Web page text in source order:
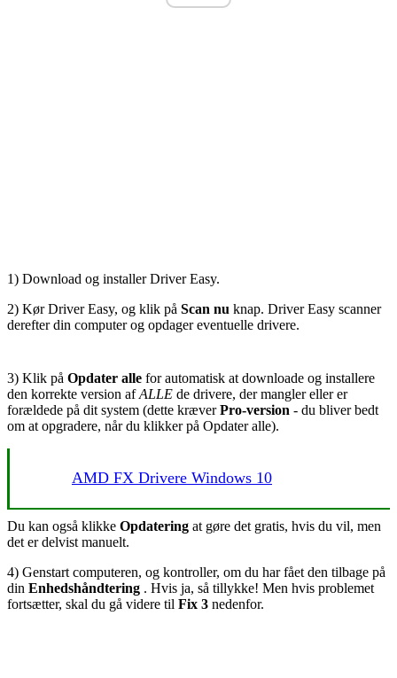
1) Download og installer Driver Easy.
2) Kør Driver Easy, og klik på Scan nu knap. Driver Easy scanner
derefter din computer og opdager eventuelle drivere.
3) Klik på Opdater alle for automatisk at downloade og installere
den korrekte version afALLE de drivere, der mangler eller er
forældede på dit system (dette kræverPro-version - du bliver bedt
om at opgradere, når du klikker på Opdater alle).
AMD FX Drivere Windows 10
Du kan også klikke Opdatering at gøre det gratis, hvis du vil, men
det er delvist manuelt.
4) Genstart computeren, og kontroller, om du har fået den tilbage på
din Enhedshåndtering . Hvis ja, så tillykke! Men hvis problemet
fortsætter, skal du gå videre til Fix 3 nedenfor.